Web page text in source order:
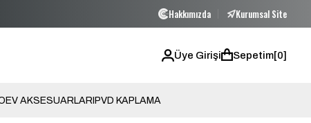
5000 TL VE ÜZERİ ÜCRETSİZ KARGO! 5000 TL
Hakkımızda Kurumsal Site
Üye Girişi Sepetim 0
EV AKSESUARLARIPVD KAPLAMA